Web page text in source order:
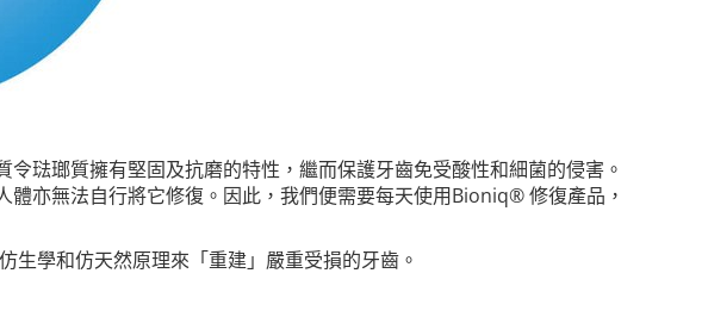
琺瑯質擁有堅固及抗磨的特性，繼而保護牙齒免受酸性和細菌的侵害。
亦無法自行將它修復。因此，我們便需要每天使用Bioniq® 修復產品，
學和仿天然原理來「重建」嚴重受損的牙齒。